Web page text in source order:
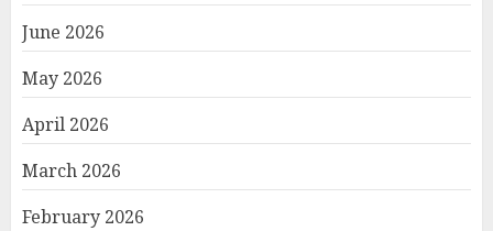
June 2026
May 2026
April 2026
March 2026
February 2026